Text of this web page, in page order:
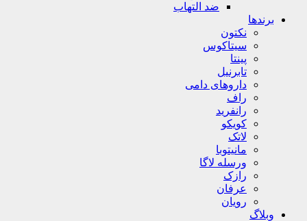
ضد التهاب
برندها
نکتون
سیتاکوس
پینتا
تابرنیل
داروهای دامی
راف
رانفرید
کویکو
لاتک
مانیتوبا
ورسله لاگا
رازک
عرفان
رویان
وبلاگ